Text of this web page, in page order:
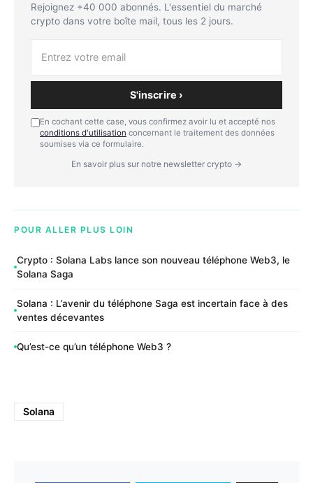
Rejoignez +40 000 abonnés. L'essentiel du marché
crypto dans votre boîte mail, tous les 2 jours.
S'inscrire ›
En cochant cette case, vous confirmez avoir lu et accepté nos
conditions d'utilisation concernant le traitement des données
soumises via ce formulaire.
En savoir plus sur notre newsletter crypto →
POUR ALLER PLUS LOIN
Crypto : Solana Labs lance son nouveau téléphone Web3, le
Solana Saga
Solana : L’avenir du téléphone Saga est incertain face à des
ventes décevantes
Qu’est-ce qu’un téléphone Web3 ?
Solana